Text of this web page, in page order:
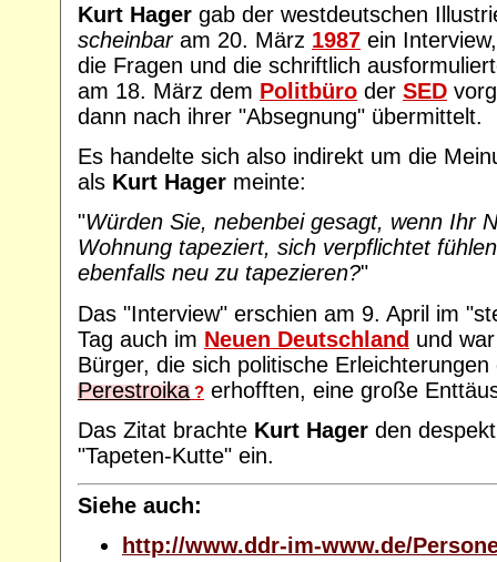
Kurt Hager gab der westdeutschen
scheinbaram 20. März 1987 ein
die Fragen und die schriftlich
am 18. März dem Politbüro der SED
dann nach ihrer "Absegnung" übermittelt.
Es handelte sich also indirekt um die
als Kurt Hager meinte:
"Würden Sie, nebenbei gesagt, wenn Ihr
Wohnung tapeziert, sich verpflichtet
ebenfalls neu zu tapezieren?"
Das "Interview" erschien am 9. April im
Tag auch im Neuen Deutschland und
Bürger, die sich politische
Perestroika ? erhofften, eine große
Das Zitat brachte Kurt Hager den
"Tapeten-Kutte" ein.
Siehe auch:
http://www.ddr-im-www.de/